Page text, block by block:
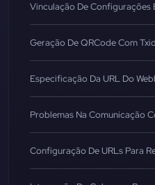
Vinculação De Configurações
Geração De QRCode Com
Especificação Da URL Do
Problemas Na Comunicação
Configuração De URLs Para